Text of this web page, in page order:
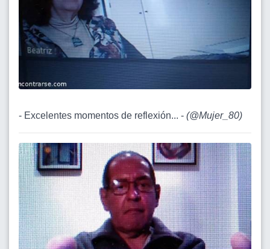
- Excelentes momentos de reflexión... - (@Mujer_80)